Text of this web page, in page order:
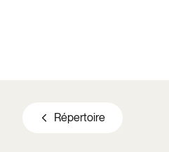
Répertoire